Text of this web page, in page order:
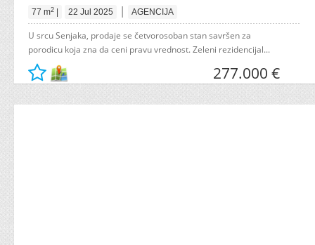
77 m2 22 Jul 2025 | AGENCIJA
U srcu Senjaka, prodaje se četvorosoban stan savršen za
porodicu koja zna da ceni pravu vrednost. Zeleni rezidencijal...
277.000 €